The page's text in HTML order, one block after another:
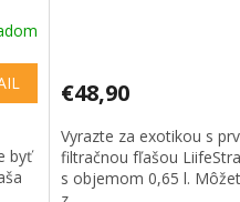
byť
€48,90
Vyrazte za exotikou s
filtračnou fľašou
s objemom 0,65 l.